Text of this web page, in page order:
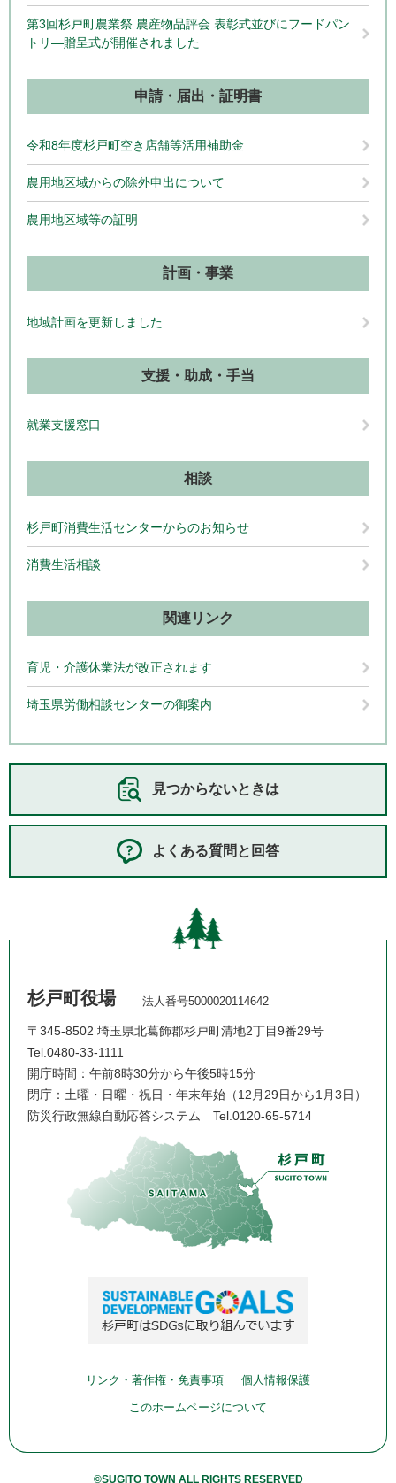
第3回杉戸町農業祭 農産物品評会 表彰式並びにフードパン
トリ―贈呈式が開催されました
申請・届出・証明書
令和8年度杉戸町空き店舗等活用補助金
農用地区域からの除外申出について
農用地区域等の証明
計画・事業
地域計画を更新しました
支援・助成・手当
就業支援窓口
相談
杉戸町消費生活センターからのお知らせ
消費生活相談
関連リンク
育児・介護休業法が改正されます
埼玉県労働相談センターの御案内
見つからないときは
よくある質問と回答
杉戸町役場 法人番号5000020114642
〒345-8502 埼玉県北葛飾郡杉戸町清地2丁目9番29号
Tel.0480-33-1111
開庁時間：午前8時30分から午後5時15分
閉庁：土曜・日曜・祝日・年末年始（12月29日から1月3日）
防災行政無線自動応答システム Tel.0120-65-5714
リンク・著作権・免責事項 個人情報保護
このホームページについて
©SUGITO TOWN ALL RIGHTS RESERVED